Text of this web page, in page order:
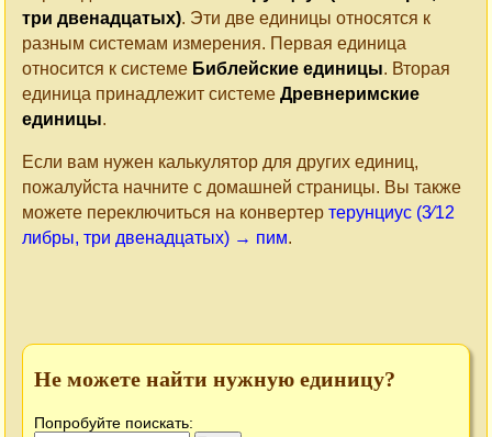
три двенадцатых). Эти две единицы относятся к
разным системам измерения. Первая единица
относится к системе Библейские единицы. Вторая
единица принадлежит системе Древнеримские
единицы.
Если вам нужен калькулятор для других единиц,
пожалуйста начните с домашней страницы. Вы также
можете переключиться на конвертер терунциус (3⁄12
либры, три двенадцатых) → пим.
Не можете найти нужную единицу?
Попробуйте поискать: